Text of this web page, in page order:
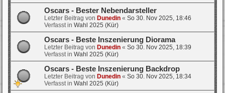
Oscars - Bester Nebendarsteller
Letzter Beitrag von Dunedin « So 30. Nov 2025, 18:46
Verfasst in Wahl 2025 (Kür)
Oscars - Beste Inszenierung Diorama
Letzter Beitrag von Dunedin « So 30. Nov 2025, 18:39
Verfasst in Wahl 2025 (Kür)
Oscars - Beste Inszenierung Backdrop
Letzter Beitrag von Dunedin « So 30. Nov 2025, 18:34
Verfasst in Wahl 2025 (Kür)